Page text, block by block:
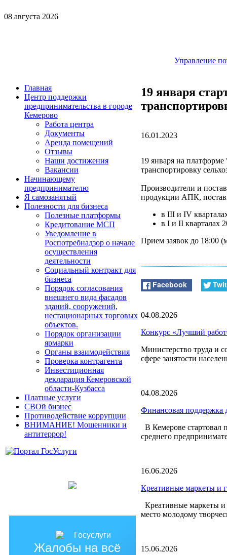
08 августа 2026
Управление
Главная
Центр поддержки
предпринимательства в городе
Кемерово
Работа центра
Документы
Аренда помещений
Отзывы
Наши достижения
Вакансии
Начинающему
предпринимателю
Я самозанятый
Полезности для бизнеса
Полезные платформы
Кредитование МСП
Уведомление в
Роспотребнадзор о начале
осуществления
деятельности
Социальный контракт для
бизнеса
Порядок согласования
внешнего вида фасадов
зданий, сооружений,
нестационарных торговых
объектов.
Порядок организации
ярмарки
Органы взаимодействия
Проверка контрагента
Инвестиционная
декларация Кемеровской
области-Кузбасса
Платные услуги
СВОй бизнес
Противодействие коррупции
ВНИМАНИЕ! Мошенники и
антитеррор!
Жалобы на всё
19 января
16.01.2023
19 января на
транспортировку
Производители и
продукции АПК,
в III и IV
в I и II кварталах
Прием заявок до 18:00
Facebook
04.08.2026
Конкурс «Лучший
Министерство труда и
сфере занятости
04.08.2026
Финансовая поддержка
В Кемерове стартовал
среднего
16.06.2026
Креативные маркеты и
Креативные маркеты и
место молодому
15.06.2026